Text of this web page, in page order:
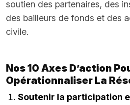
soutien des partenaires, des
des bailleurs de fonds et des
civile.
Nos 10 Axes D’action
Opérationnaliser La
Soutenir la participation